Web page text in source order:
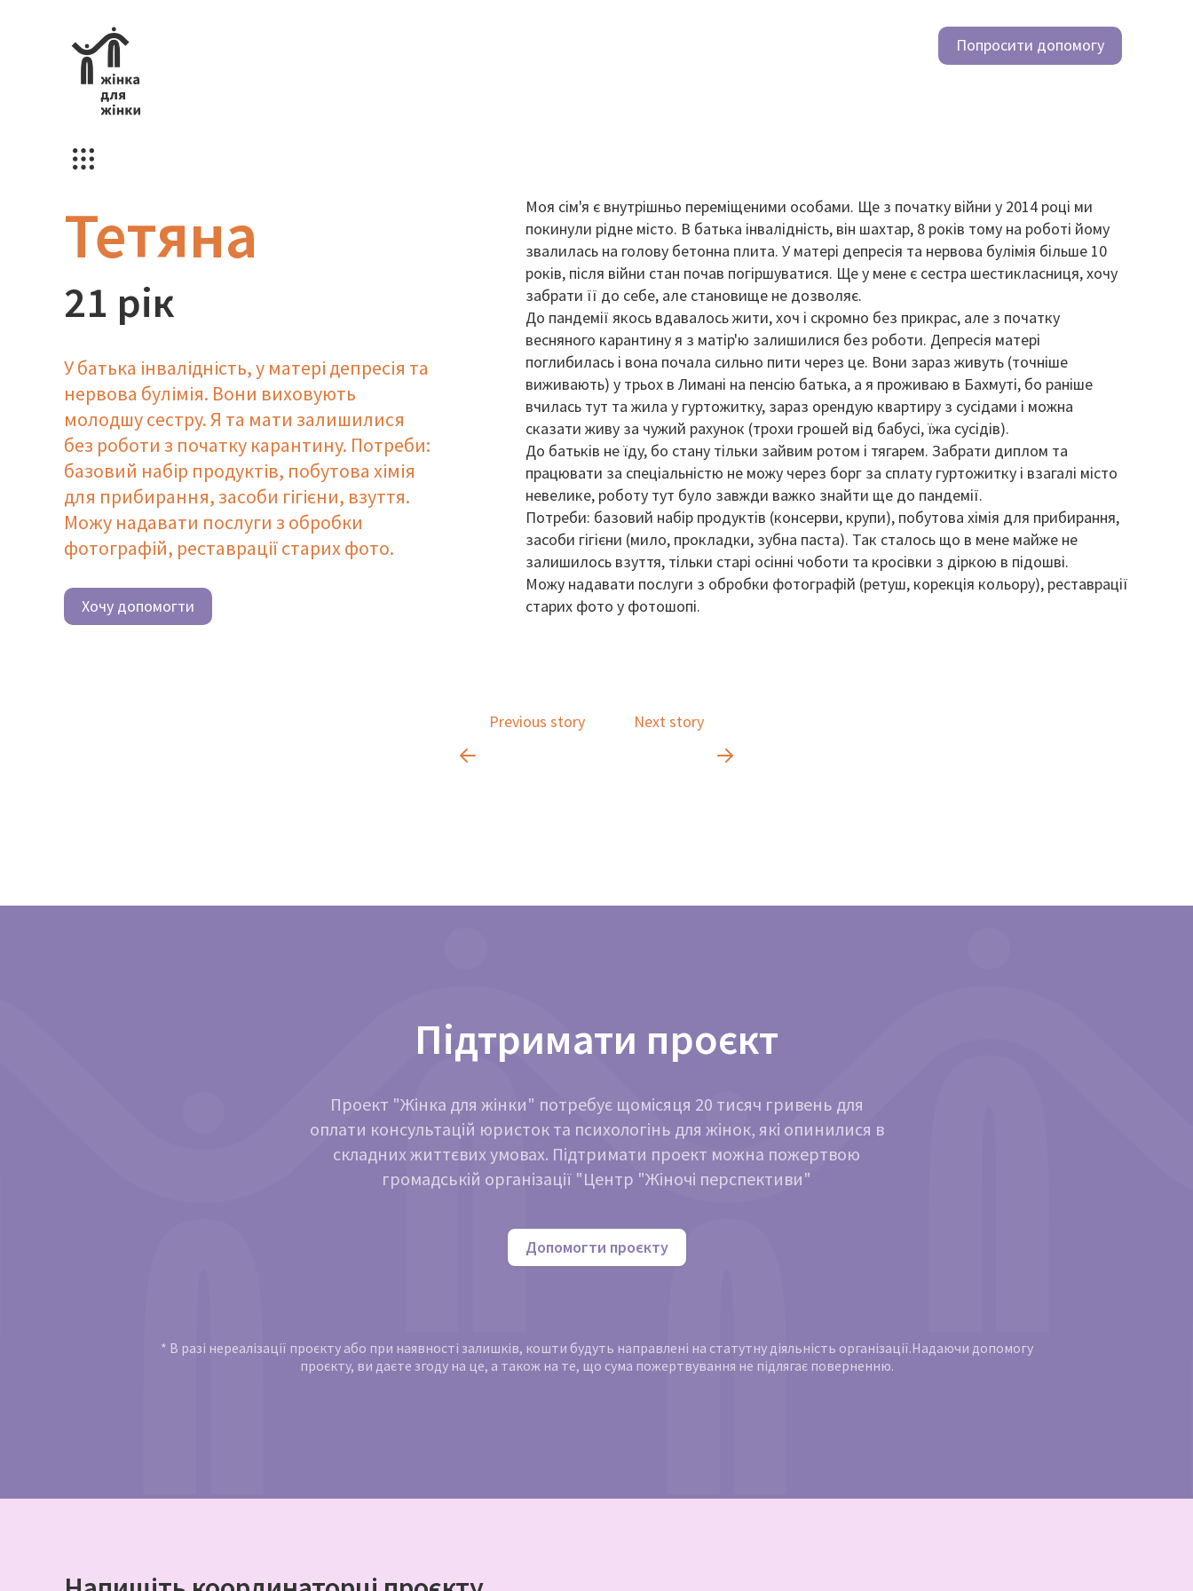
Попросити допомогу
Тетяна
21 рік
У батька інвалідність, у матері депресія та
нервова булімія. Вони виховують
молодшу сестру. Я та мати залишилися
без роботи з початку карантину. Потреби:
базовий набір продуктів, побутова хімія
для прибирання, засоби гігієни, взуття.
Можу надавати послуги з обробки
фотографій, реставрації старих фото.
Хочу допомогти
Моя сім'я є внутрішньо переміщеними особами. Ще з початку війни у 2014 році ми
покинули рідне місто. В батька інвалідність, він шахтар, 8 років тому на роботі йому
звалилась на голову бетонна плита. У матері депресія та нервова булімія більше 10
років, після війни стан почав погіршуватися. Ще у мене є сестра шестикласниця, хочу
забрати її до себе, але становище не дозволяє.
До пандемії якось вдавалось жити, хоч і скромно без прикрас, але з початку
весняного карантину я з матір'ю залишилися без роботи. Депресія матері
поглибилась і вона почала сильно пити через це. Вони зараз живуть (точніше
виживають) у трьох в Лимані на пенсію батька, а я проживаю в Бахмуті, бо раніше
вчилась тут та жила у гуртожитку, зараз орендую квартиру з сусідами і можна
сказати живу за чужий рахунок (трохи грошей від бабусі, їжа сусідів).
До батьків не їду, бо стану тільки зайвим ротом і тягарем. Забрати диплом та
працювати за спеціальністю не можу через борг за сплату гуртожитку і взагалі місто
невелике, роботу тут було завжди важко знайти ще до пандемії.
Потреби: базовий набір продуктів (консерви, крупи), побутова хімія для прибирання,
засоби гігієни (мило, прокладки, зубна паста). Так сталось що в мене майже не
залишилось взуття, тільки старі осінні чоботи та кросівки з діркою в підошві.
Можу надавати послуги з обробки фотографій (ретуш, корекція кольору), реставрації
старих фото у фотошопі.
Previous story Next story
Підтримати проєкт
Проект "Жінка для жінки" потребує щомісяця 20 тисяч гривень для
оплати консультацій юристок та психологінь для жінок, які опинилися в
складних життєвих умовах. Підтримати проект можна пожертвою
громадській організації "Центр "Жіночі перспективи"
Допомогти проєкту
* В разі нереалізації проєкту або при наявності залишків, кошти будуть направлені на статутну діяльність організації.Надаючи допомогу
проєкту, ви даєте згоду на це, а також на те, що сума пожертвування не підлягає поверненню.